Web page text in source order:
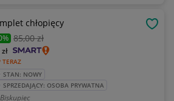
chłopięcy
85,00 zł
TERAZ
zł
STAN: NOWY
SPRZEDAJĄCY: OSOBA PRYWATNA
Biskupiec